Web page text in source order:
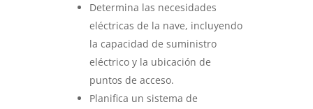
Determina las necesidades
eléctricas de la nave, incluyendo
la capacidad de suministro
eléctrico y la ubicación de
puntos de acceso.
Planifica un sistema de